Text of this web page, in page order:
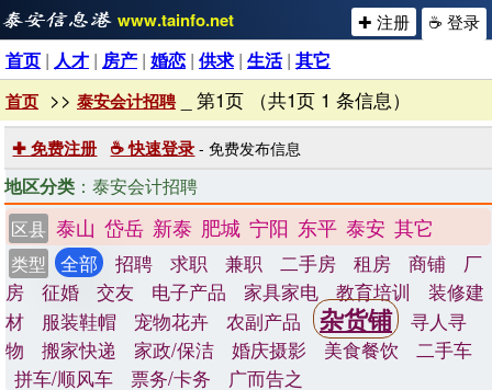
www.tainfo.net ☕ 登录
✚ 注册
首页 | 人才 | 房产 | 婚恋 | 供求| 生活| 其它
首页 >> 泰安会计招聘_ 第1页 （共1页 1 条信息）
✚ 免费注册 ☕ 快速登录 - 免费发布信息
地区分类 ：泰安会计招聘
区县 泰山 岱岳 新泰 肥城 宁阳 东平 泰安 其它
类型 全部 招聘 求职 兼职 二手房 租房 商铺
厂
房
征婚 交友 电子产品 家具家电 教育培训
装修建
材
服装鞋帽 宠物花卉 农副产品 杂货铺
寻人寻
物
搬家快递 家政/保洁 婚庆摄影 美食餐饮
二手车
拼车/顺风车
票务/卡务 广而告之